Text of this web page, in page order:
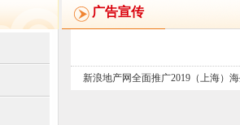
广告宣传
新浪地产网全面推广2019（上海）